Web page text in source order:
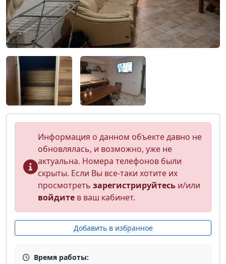
Информация о данном объекте давно не
обновлялась, и возможно, уже не
актуальна. Номера телефонов были
скрыты. Если Вы все-таки хотите их
просмотреть зарегистрируйтесь и/или
войдите в ваш кабинет.
Добавить в избранное
Время работы: